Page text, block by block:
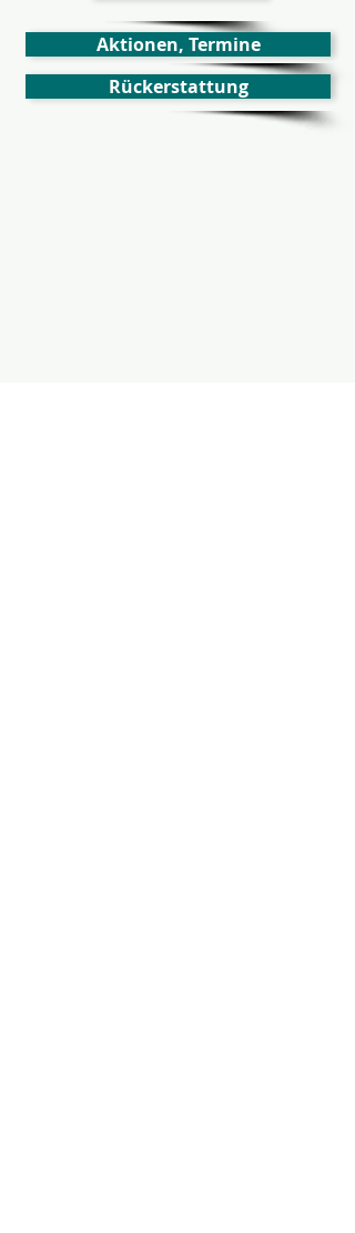
Aktionen, Termine
Rückerstattung